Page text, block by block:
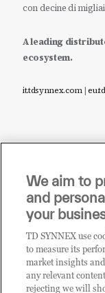
con decine di
A leading
ecosystem.
it.tdsynnex.com|
Sei un
i
We aim to
and
your
TD SYNNEX use
to measure its
market insights
any relevant
rejecting we will